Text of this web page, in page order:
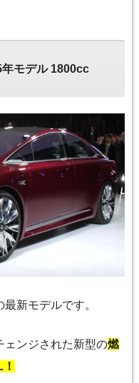
年モデル 1800cc
新モデルです。
ェンジされた新型の燃